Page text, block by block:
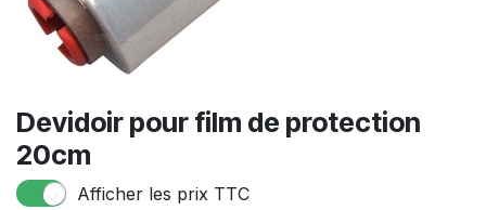
Devidoir pour film de protection
20cm
Afficher les prix TTC